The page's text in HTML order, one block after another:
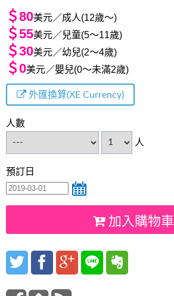
＄80美元／成人(12歲～)
＄55美元／兒童(5～11歲)
＄30美元／幼兒(2～4歲)
＄0美元／嬰兒(0～未滿2歲)
外匯換算(XE Currency)
人數
人
預訂日
加入購物車